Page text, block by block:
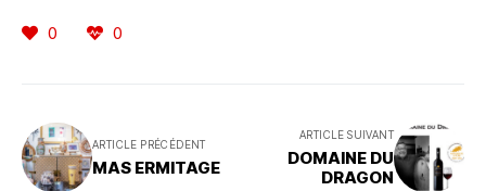
0 0
ARTICLE PRÉCÉDENT
MAS ERMITAGE
ARTICLE SUIVANT
DOMAINE DU
DRAGON